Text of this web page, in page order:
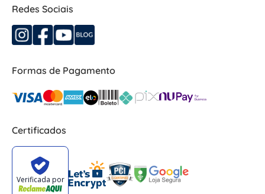
Redes Sociais
Formas de Pagamento
Certificados